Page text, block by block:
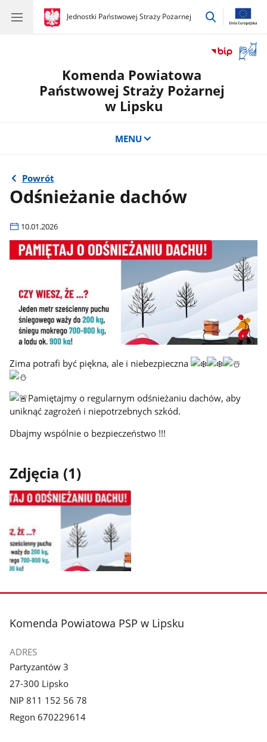
gov.pl
Jednostki Państwowej Straży Pożarnej
gov.pl
Jednostki
przejdź
okno
Komenda Powiatowa
Państwowej Straży Pożarnej
w Lipsku
MENU
Powrót
Odśnieżanie dachów
10.01.2026
Zima potrafi być piękna, ale i niebezpieczna
Pamiętajmy o regularnym odśnieżaniu dachów, aby
uniknąć zagrożeń i niepotrzebnych szkód.
Dbajmy wspólnie o bezpieczeństwo !!!
Zdjęcia (1)
zdjęcie
galerii.
stopka
Komenda Powiatowa PSP w Lipsku
ADRES
Partyzantów 3
27-300 Lipsko
NIP 811 152 56 78
Regon 670229614